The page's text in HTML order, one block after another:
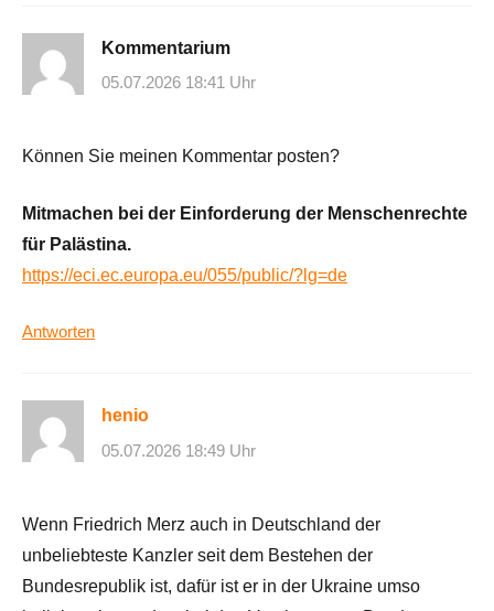
Kommentarium
05.07.2026 18:41 Uhr
Können Sie meinen Kommentar posten?
Mitmachen bei der Einforderung der Menschenrechte
für Palästina.
https://eci.ec.europa.eu/055/public/?lg=de
Antworten
henio
05.07.2026 18:49 Uhr
Wenn Friedrich Merz auch in Deutschland der
unbeliebteste Kanzler seit dem Bestehen der
Bundesrepublik ist, dafür ist er in der Ukraine umso